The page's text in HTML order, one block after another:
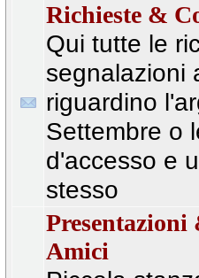
Richieste &
Qui tutte le
segnalazioni
riguardino
Settembre o
d'accesso e
stesso
Amici